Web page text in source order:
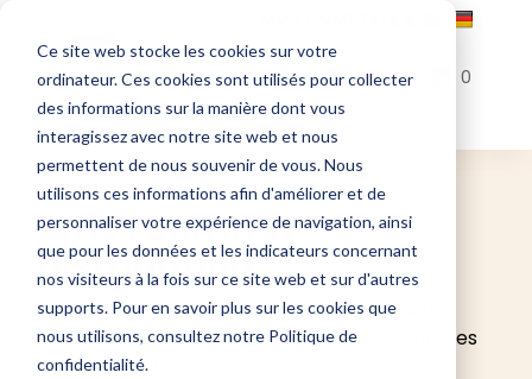
Ce site web stocke les cookies sur votre
ordinateur. Ces cookies sont utilisés pour collecter
des informations sur la manière dont vous
interagissez avec notre site web et nous
permettent de nous souvenir de vous. Nous
utilisons ces informations afin d'améliorer et de
personnaliser votre expérience de navigation, ainsi
que pour les données et les indicateurs concernant
nos visiteurs à la fois sur ce site web et sur d'autres
supports. Pour en savoir plus sur les cookies que
nous utilisons, consultez notre Politique de
confidentialité.
0
Swiss Summit
Distribution
Contactez-nous au moyen du formulaire de
contact ci-joint, nous vous répondrons dans les
meilleurs délais.